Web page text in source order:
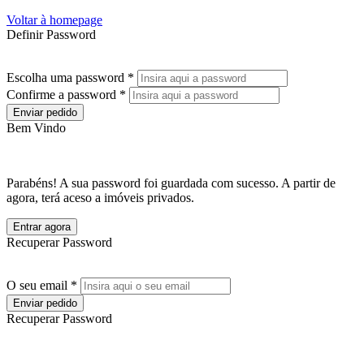
Voltar à homepage
Definir Password
Escolha uma password *
Confirme a password *
Enviar pedido
Bem Vindo
Parabéns! A sua password foi guardada com sucesso. A partir de
agora, terá aceso a imóveis privados.
Entrar agora
Recuperar Password
O seu email *
Enviar pedido
Recuperar Password